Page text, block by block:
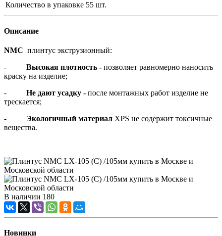
Количество в упаковке 55 шт.
Описание
NMC плинтус экструзионный:
- Высокая плотность - позволяет равномерно наносить
краску на изделие;
- Не дают усадку - после монтажных работ изделие не
трескается;
- Экологичный материал XPS не содержит токсичные
вещества.
В наличии 180
Новинки